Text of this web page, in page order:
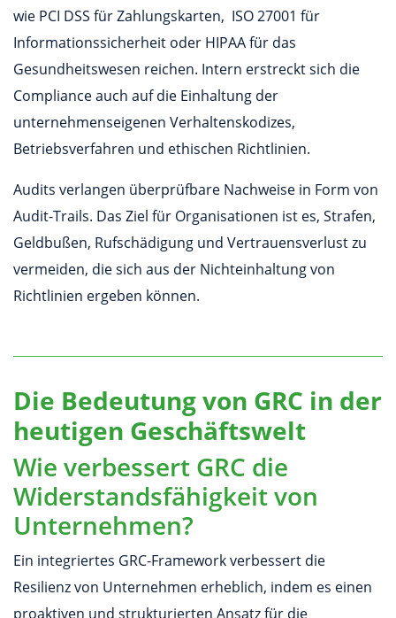
wie PCI DSS für Zahlungskarten, ISO 27001 für
Informationssicherheit oder HIPAA für das
Gesundheitswesen reichen. Intern erstreckt sich die
Compliance auch auf die Einhaltung der
unternehmenseigenen Verhaltenskodizes,
Betriebsverfahren und ethischen Richtlinien.
Audits verlangen überprüfbare Nachweise in Form von
Audit-Trails. Das Ziel für Organisationen ist es, Strafen,
Geldbußen, Rufschädigung und Vertrauensverlust zu
vermeiden, die sich aus der Nichteinhaltung von
Richtlinien ergeben können.
Die Bedeutung von GRC in der
heutigen Geschäftswelt
Wie verbessert GRC die
Widerstandsfähigkeit von
Unternehmen?
Ein integriertes GRC-Framework verbessert die
Resilienz von Unternehmen erheblich, indem es einen
proaktiven und strukturierten Ansatz für die